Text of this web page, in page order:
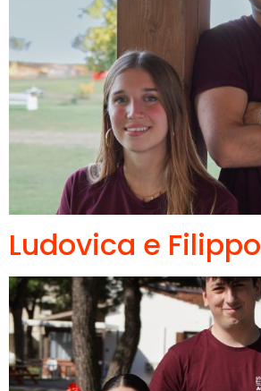
Ludovica e Filippo